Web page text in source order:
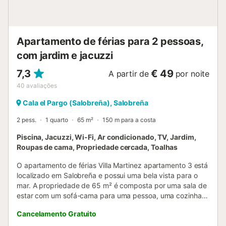
Apartamento de férias para 2 pessoas,
com jardim e jacuzzi
7,3
40 avaliações
A partir de € 49 por noite
Cala el Pargo (Salobreña), Salobreña
2 pess. 1 quarto 65 m² 150 m para a costa
Piscina, Jacuzzi, Wi-Fi, Ar condicionado, TV, Jardim,
Roupas de cama, Propriedade cercada, Toalhas
O apartamento de férias Villa Martinez apartamento 3 está
localizado em Salobreña e possui uma bela vista para o
mar. A propriedade de 65 m² é composta por uma sala de
estar com um sofá-cama para uma pessoa, uma cozinha, 1
pessoas. As comodidades adicionais incluem acesso Wi-Fi
Cancelamento Gratuito